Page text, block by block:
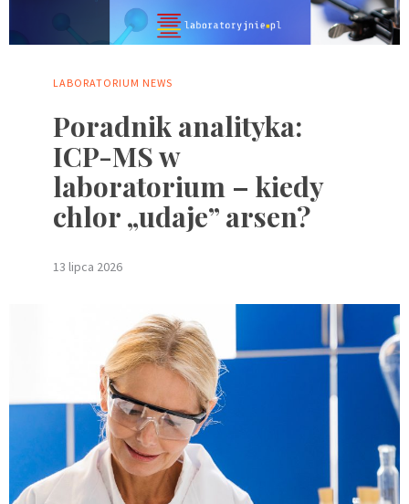
LABORATORIUM NEWS
Poradnik analityka:
ICP-MS w
laboratorium – kiedy
chlor „udaje” arsen?
13 lipca 2026